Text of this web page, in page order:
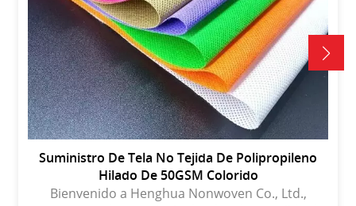
Suministro De Tela No Tejida De Polipropileno
Hilado De 50GSM Colorido
Bienvenido a Henghua Nonwoven Co., Ltd.,